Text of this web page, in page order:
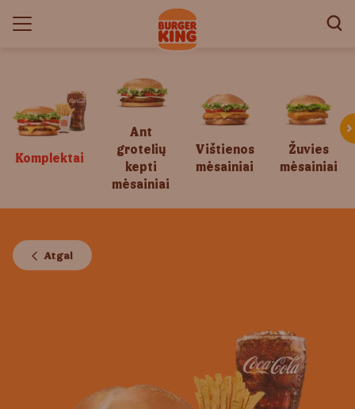
Komplektai
Ant
grotelių
kepti
mėsainiai
Vištienos
mėsainiai
Žuvies
mėsainiai
Atgal